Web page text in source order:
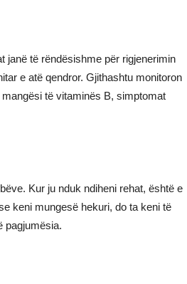
janë të rëndësishme për rigjenerimin
e atë qendror. Gjithashtu monitoron
të vitaminës B, simptomat
Kur ju nduk ndiheni rehat, është e
keni mungesë hekuri, do ta keni të
pagjumësia.